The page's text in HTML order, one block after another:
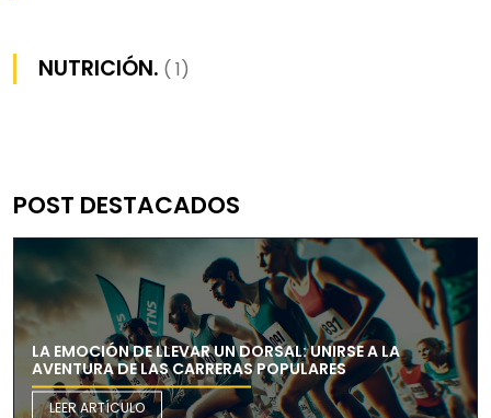
NUTRICIÓN. ( 1)
POST DESTACADOS
LA EMOCIÓN DE LLEVAR UN DORSAL: UNIRSE A LA
AVENTURA DE LAS CARRERAS POPULARES
LEER ARTÍCULO